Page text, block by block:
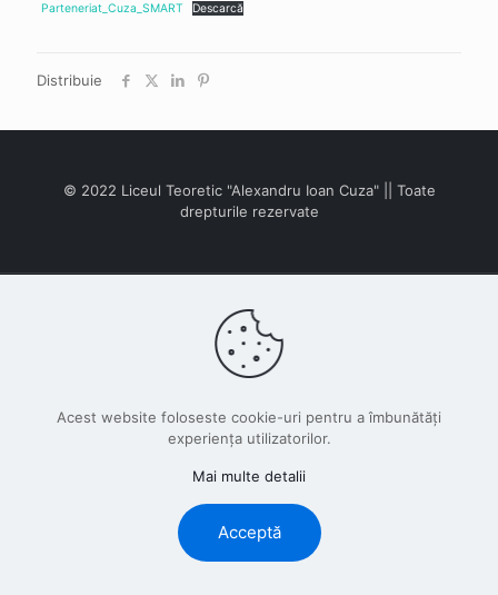
Parteneriat_Cuza_SMART
Descarcă
Distribuie
© 2022 Liceul Teoretic "Alexandru Ioan Cuza" || Toate
drepturile rezervate
Muffin group
Powered byWordPress
Acest website foloseste cookie-uri pentru a îmbunătăți
experiența utilizatorilor.
Mai multe detalii
Acceptă